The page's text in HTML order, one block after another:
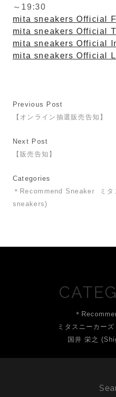
～19:30
mita sneakers Official
mita sneakers Official
mita sneakers Official
mita sneakers Official
Previous Post
【オンライン抽選販売告知】
Next Post
【販売告知】
Categories
＊Recommend Sneaker
ミ
sneakers)
＊
ミタスニーカー
国井 栄之